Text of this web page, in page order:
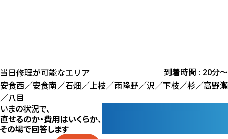
当日修理が可能なエリア 到着時間 : 20分〜
安食西／安食南／石畑／上枝／雨降野／沢／下枝／杉／高野瀬
／八目
いまの状況で、
直せるのか・費用はいくらか、
その場で回答します